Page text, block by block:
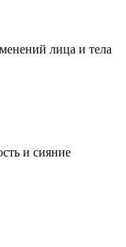
лица и тела
и сияние